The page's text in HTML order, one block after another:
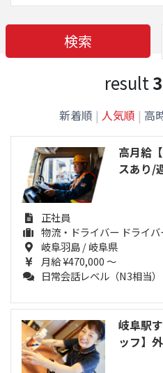
検索
result
新着順 | 人気順 | 高
高月給
スあり/
正社員
物流・ドライバー ドライバ
岐阜羽島 / 岐阜県
月給 ¥470,000 ～
日常会話レベル（N3相当）
岐阜駅
ッフ】